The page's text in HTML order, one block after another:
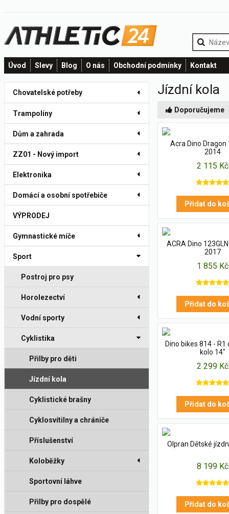
Úvod Slevy Blog O nás Obchodní podmínky Kontakt
Chovatelské potřeby
Trampolíny
Dům a zahrada
ZZ01 - Nový import
Elektronika
Domácí a osobní spotřebiče
VÝPRODEJ
Gymnastické míče
Sport
Postroj pro psy
Horolezectví
Vodní sporty
Cyklistika
Přilby pro děti
Jízdní kola
Cyklistické brašny
Cyklosvítilny a chrániče
Příslušenství
Koloběžky
Sportovní láhve
Přilby pro dospělé
Jízdní kola
Doporučujeme
Acra Dino Dragon
2014
2 115 Kč
Přidat do
ACRA Dino
2017
1 855 Kč
Přidat do
Dino bikes 814 - R1
kolo 14"
2 299 Kč
Přidat do
Olpran Dětské
8 199 Kč
Přidat do